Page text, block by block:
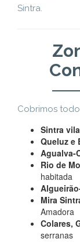
Sintra.
Cobrimos
Sintra vila
Queluz e
Agualva-
Rio de
habitada
Mira
Amadora
Colares,
serranas